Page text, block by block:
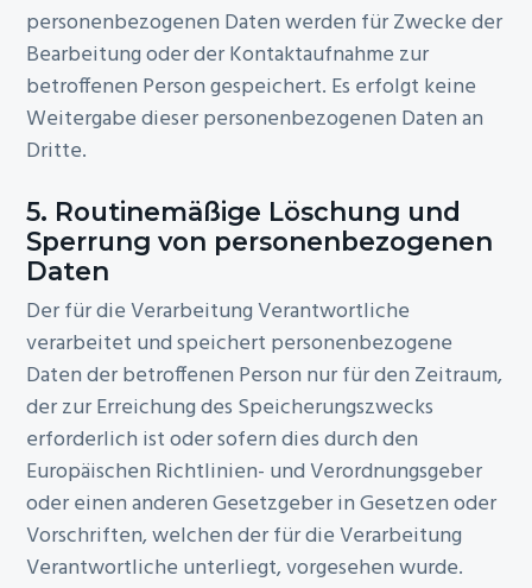
personenbezogenen Daten werden für Zwecke der
Bearbeitung oder der Kontaktaufnahme zur
betroffenen Person gespeichert. Es erfolgt keine
Weitergabe dieser personenbezogenen Daten an
Dritte.
5. Routinemäßige Löschung und
Sperrung von personenbezogenen
Daten
Der für die Verarbeitung Verantwortliche
verarbeitet und speichert personenbezogene
Daten der betroffenen Person nur für den Zeitraum,
der zur Erreichung des Speicherungszwecks
erforderlich ist oder sofern dies durch den
Europäischen Richtlinien- und Verordnungsgeber
oder einen anderen Gesetzgeber in Gesetzen oder
Vorschriften, welchen der für die Verarbeitung
Verantwortliche unterliegt, vorgesehen wurde.